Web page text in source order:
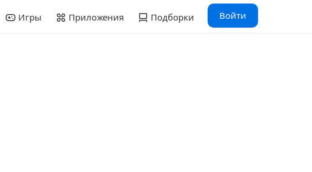
Игры Приложения Подборки Войти